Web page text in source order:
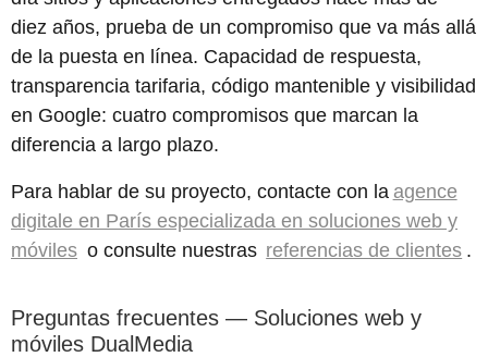
diez años, prueba de un compromiso que va más allá
de la puesta en línea. Capacidad de respuesta,
transparencia tarifaria, código mantenible y visibilidad
en Google: cuatro compromisos que marcan la
diferencia a largo plazo.
Para hablar de su proyecto, contacte con la agence
digitale en París especializada en soluciones web y
móviles o consulte nuestras referencias de clientes .
Preguntas frecuentes — Soluciones web y
móviles DualMedia